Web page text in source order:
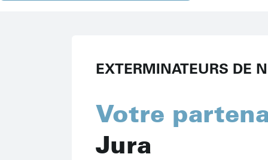
EXTERMINATEURS DE
Votre
Jura